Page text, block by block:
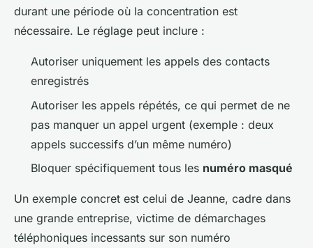
durant une période où la concentration est
nécessaire. Le réglage peut inclure :
Autoriser uniquement les appels des contacts
enregistrés
Autoriser les appels répétés, ce qui permet de ne
pas manquer un appel urgent (exemple : deux
appels successifs d’un même numéro)
Bloquer spécifiquement tous les numéro masqué
Un exemple concret est celui de Jeanne, cadre dans
une grande entreprise, victime de démarchages
téléphoniques incessants sur son numéro